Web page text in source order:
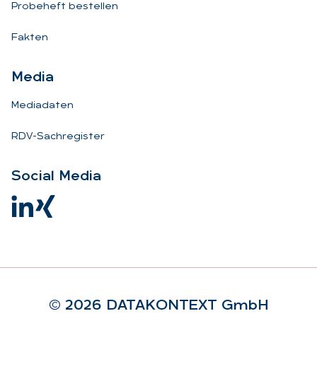
Probeheft bestellen
Fakten
Me­dia
Mediadaten
RDV-Sachregister
So­ci­al Me­dia
© 2026 DA­TA­KON­TEXT GmbH